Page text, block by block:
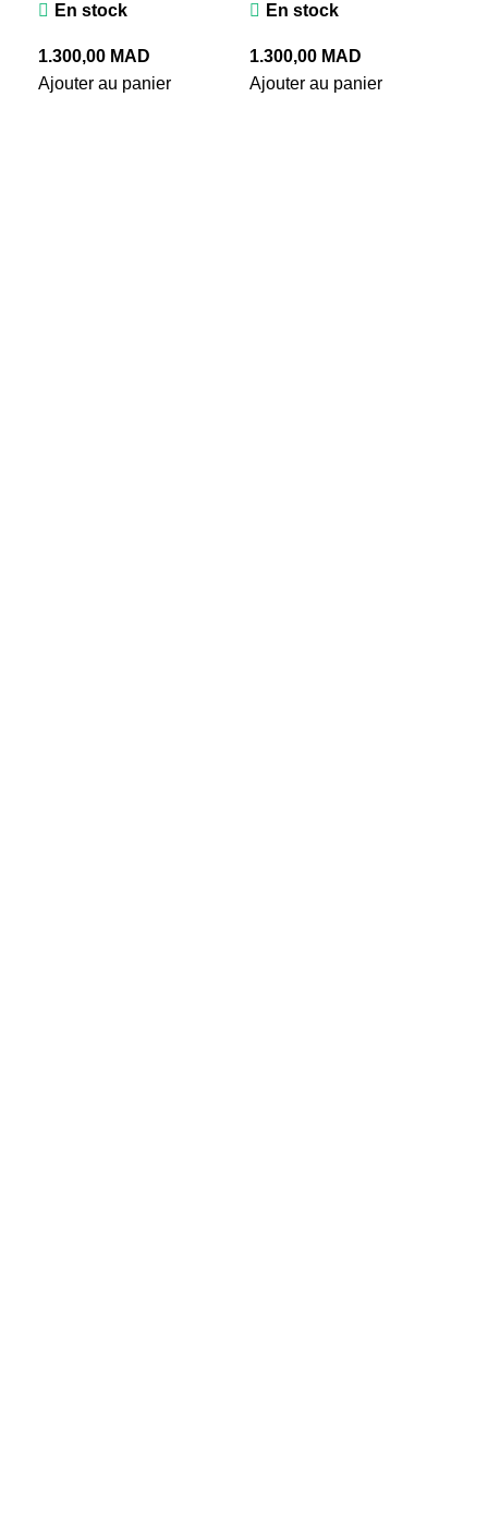
En stock
1.300,00 MAD
Ajouter au panier
En stock
1.300,00 MAD
Ajouter au panier